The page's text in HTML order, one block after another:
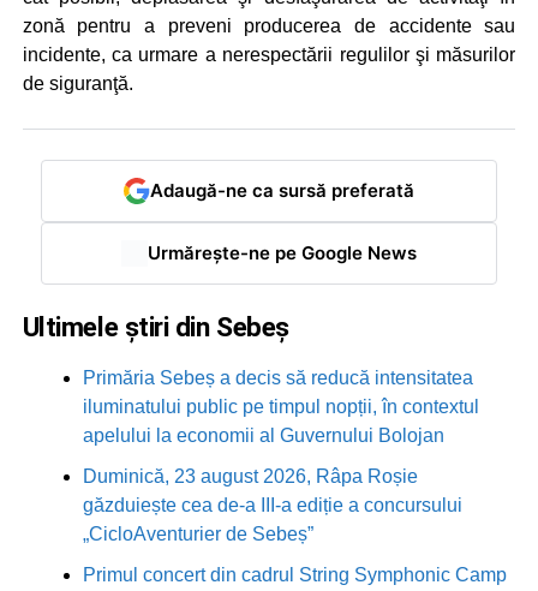
zonă pentru a preveni producerea de accidente sau
incidente, ca urmare a nerespectării regulilor şi măsurilor
de siguranţă.
Adaugă-ne ca sursă preferată
Urmărește-ne pe Google News
Ultimele știri din Sebeș
Primăria Sebeș a decis să reducă intensitatea
iluminatului public pe timpul nopții, în contextul
apelului la economii al Guvernului Bolojan
Duminică, 23 august 2026, Râpa Roșie
găzduiește cea de-a III-a ediție a concursului
„CicloAventurier de Sebeș”
Primul concert din cadrul String Symphonic Camp